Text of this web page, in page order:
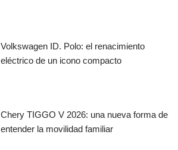
Volkswagen ID. Polo: el renacimiento
eléctrico de un icono compacto
Chery TIGGO V 2026: una nueva forma de
entender la movilidad familiar